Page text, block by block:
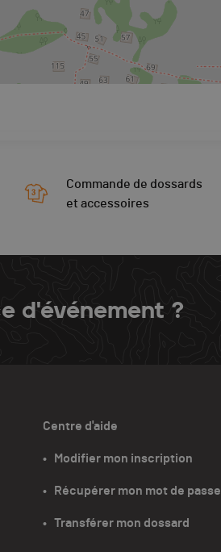
Commande de dossards
et accessoires
d'événement ?
Centre d'aide
•   Modifier mon inscription
•   Récupérer mon mot de passe
•   Transférer mon dossard